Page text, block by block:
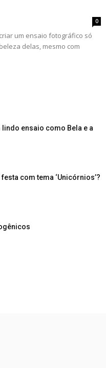
0
um ensaio fotográfico só
delas, mesmo com
lindo ensaio como Bela e a
com tema ‘Unicórnios’?